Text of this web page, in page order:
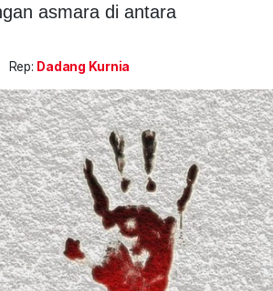
asmara di antara
Rep: Dadang Kurnia